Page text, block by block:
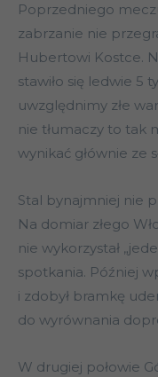
Poprzedniego
zabrzanie nie
Hubertowi Kostce.
stawiło się ledwie 5
uwzględnimy złe
nie tłumaczy to tak
wynikać głównie ze
Stal bynajmniej nie
Na domiar złego
nie wykorzystał
spotkania. Później
i zdobył bramkę
do wyrównania
W drugiej połowie